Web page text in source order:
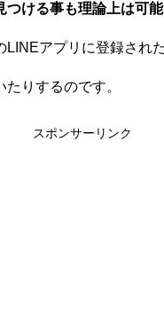
ける事も理論上は可能
アプリに登録され
りするのです。
スポンサーリンク